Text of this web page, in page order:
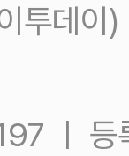
투데
ㅣ